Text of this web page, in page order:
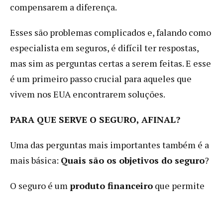
compensarem a diferença.
Esses são problemas complicados e, falando como
especialista em seguros, é difícil ter respostas,
mas sim as perguntas certas a serem feitas. E esse
é um primeiro passo crucial para aqueles que
vivem nos EUA encontrarem soluções.
PARA QUE SERVE O SEGURO, AFINAL?
Uma das perguntas mais importantes também é a
mais básica: Quais são os objetivos do seguro?
O seguro é um produto financeiro que permite